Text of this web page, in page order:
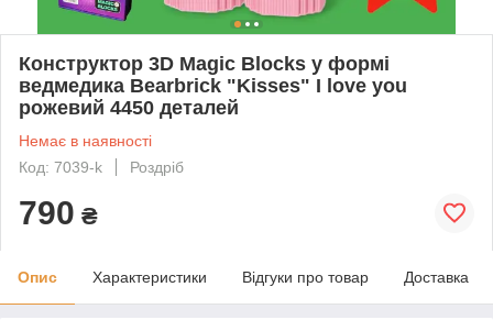
Конструктор 3D Magic Blocks у формі
ведмедика Bearbrick "Kisses" I love you
рожевий 4450 деталей
Немає в наявності
Код: 7039-k
Роздріб
790 ₴
Опис Характеристики Відгуки про товар Доставка